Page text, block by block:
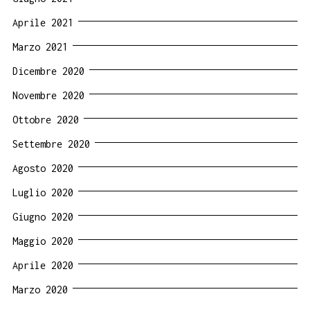
Aprile 2021
Marzo 2021
Dicembre 2020
Novembre 2020
Ottobre 2020
Settembre 2020
Agosto 2020
Luglio 2020
Giugno 2020
Maggio 2020
Aprile 2020
Marzo 2020